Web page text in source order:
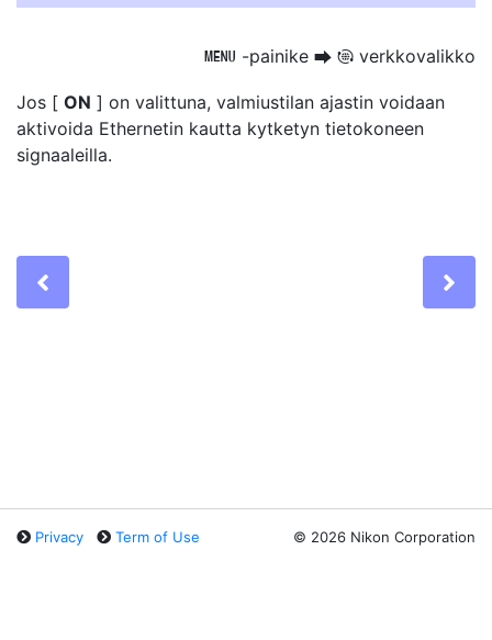
G -painike U F verkkovalikko
Jos [ ON ] on valittuna, valmiustilan ajastin voidaan
aktivoida Ethernetin kautta kytketyn tietokoneen
signaaleilla.
Privacy Term of Use © 2026 Nikon Corporation